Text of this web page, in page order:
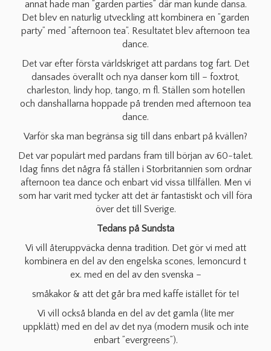
annat hade man ”garden parties” där man kunde dansa.
Det blev en naturlig utveckling att kombinera en ”garden
party” med ”afternoon tea”. Resultatet blev afternoon tea
dance.
Det var efter första världskriget att pardans tog fart. Det
dansades överallt och nya danser kom till – foxtrot,
charleston, lindy hop, tango, m fl. Ställen som hotellen
och danshallarna hoppade på trenden med afternoon tea
dance.
Varför ska man begränsa sig till dans enbart på kvällen?
Det var populärt med pardans fram till början av 60-talet.
Idag finns det några få ställen i Storbritannien som ordnar
afternoon tea dance och enbart vid vissa tillfällen. Men vi
som har varit med tycker att det är fantastiskt och vill föra
över det till Sverige.
Tedans på Sundsta
Vi vill återuppväcka denna tradition. Det gör vi med att
kombinera en del av den engelska scones, lemoncurd t
ex. med en del av den svenska –
småkakor & att det går bra med kaffe istället för te!
Vi vill också blanda en del av det gamla (lite mer
uppklätt) med en del av det nya (modern musik och inte
enbart ”evergreens”).